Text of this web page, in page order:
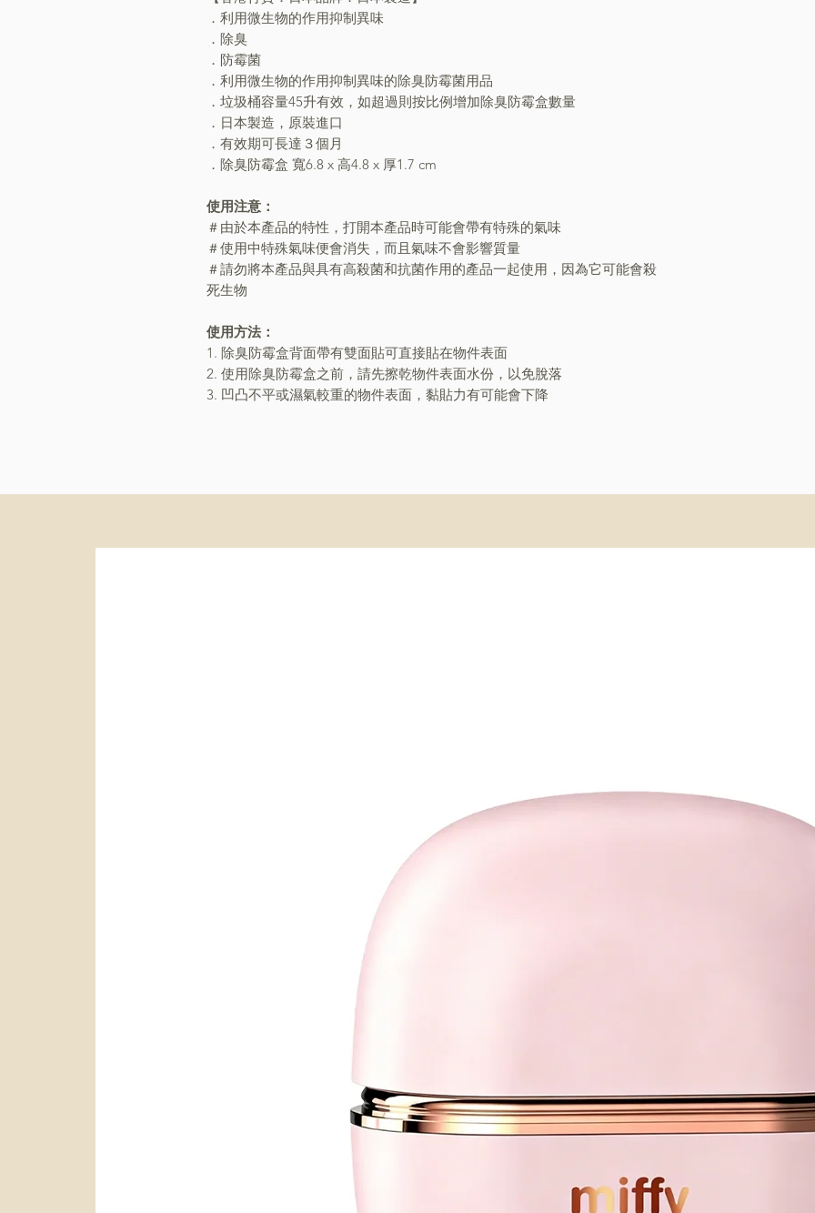
．利用微生物的作用抑制異味
．除臭
．防霉菌
．利用微生物的作用抑制異味的除臭防霉菌用品
．垃圾桶容量45升有效，如超過則按比例增加除臭防霉盒數量
．日本製造，原裝進口
．有效期可長達３個月
．除臭防霉盒 寬6.8 x 高4.8 x 厚1.7 cm
使用注意：
＃由於本產品的特性，打開本產品時可能會帶有特殊的氣味
＃使用中特殊氣味便會消失，而且氣味不會影響質量
＃請勿將本產品與具有高殺菌和抗菌作用的產品一起使用，因為它可能會殺
死生物
使用方法：
1. 除臭防霉盒背面帶有雙面貼可直接貼在物件表面
2. 使用除臭防霉盒之前，請先擦乾物件表面水份，以免脫落
3. 凹凸不平或濕氣較重的物件表面，黏貼力有可能會下降